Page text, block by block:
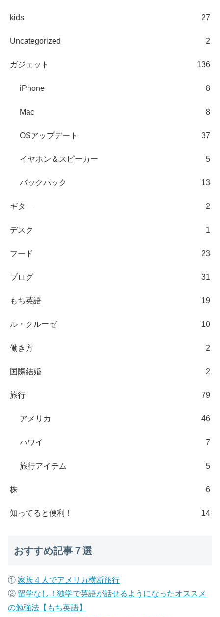
kids 27
Uncategorized 2
ガジェット 136
iPhone 8
Mac 8
OSアップデート 37
イヤホン＆スピーカー 5
バックパック 13
ギター 2
デスク 1
フード 23
ブログ 31
もち英語 19
ル・クルーゼ 10
働き方 2
国際結婚 2
旅行 79
アメリカ 46
ハワイ 7
旅行アイテム 5
株 6
知ってると便利！ 14
おすすめ記事７選
① 家族４人でアメリカ横断旅行
② 留学なし！独学で英語が話せるようになったオススメ
の勉強法【もち英語】